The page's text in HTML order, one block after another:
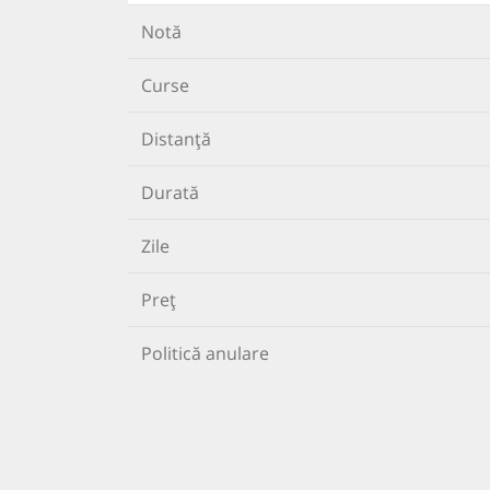
Notă
Curse
Distanță
Durată
Zile
Preț
Politică anulare